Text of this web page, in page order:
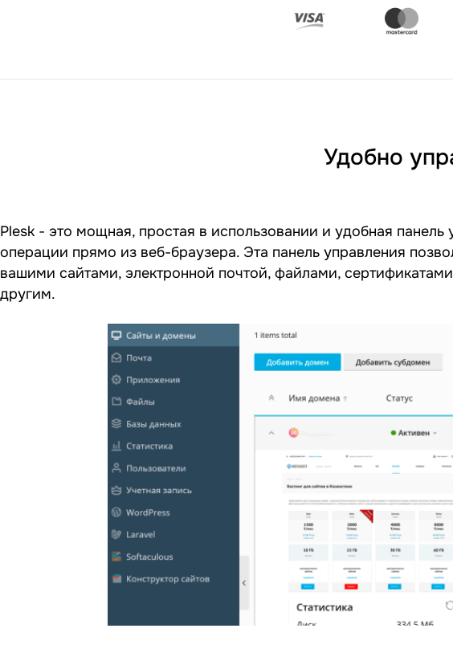
Удобно
Plesk - это мощная, простая в использовании и удобная
операции прямо из веб-браузера. Эта панель управления
вашими сайтами, электронной почтой, файлами,
другим.